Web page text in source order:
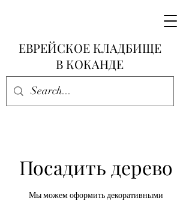
ЕВРЕЙСКОЕ КЛАДБИЩЕ
В КОКАНДЕ
Посадить дерево
Мы можем оформить декоративными